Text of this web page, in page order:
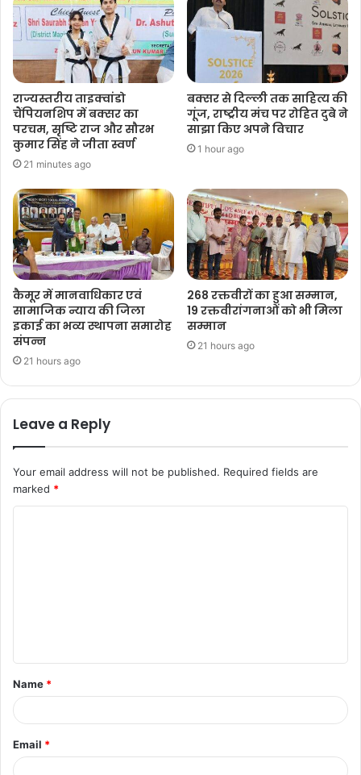
राज्यस्तरीय ताइक्वांडो
चैंपियनशिप में बक्सर का
परचम, सृष्टि राज और सौरभ
कुमार सिंह ने जीता स्वर्ण
21 minutes ago
बक्सर से दिल्ली तक साहित्य की
गूंज, राष्ट्रीय मंच पर रोहित दुबे ने
साझा किए अपने विचार
1 hour ago
कैमूर में मानवाधिकार एवं
सामाजिक न्याय की जिला
इकाई का भव्य स्थापना समारोह
संपन्न
21 hours ago
268 रक्तवीरों का हुआ सम्मान,
19 रक्तवीरांगनाओं को भी मिला
सम्मान
21 hours ago
Leave a Reply
Your email address will not be published. Required fields are
marked *
Name *
Email *